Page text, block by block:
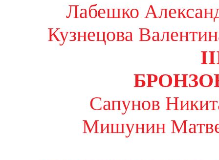
Лабешко
Кузнецова
Сапунов
Мишунин